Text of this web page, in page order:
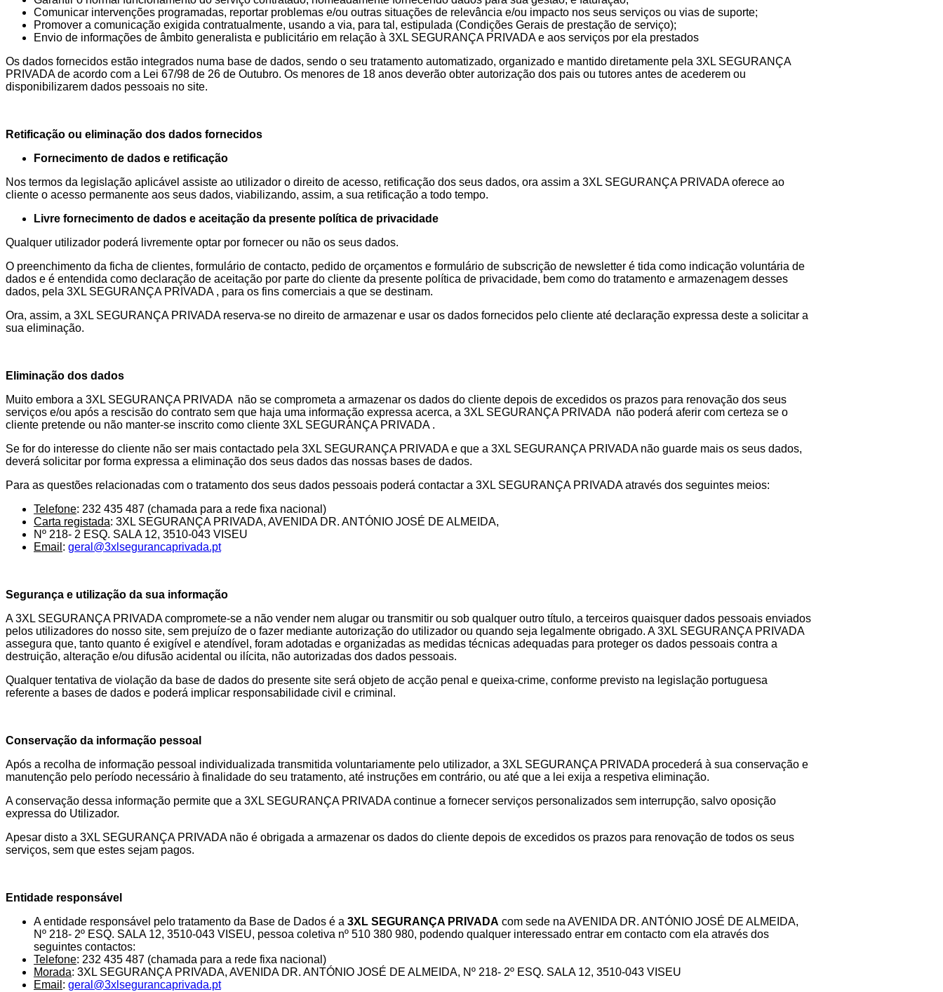
Comunicar intervenções programadas, reportar problemas e/ou outras situações de relevância e/ou impacto nos seus serviços ou vias de suporte;
Promover a comunicação exigida contratualmente, usando a via, para tal, estipulada (Condições Gerais de prestação de serviço);
Envio de informações de âmbito generalista e publicitário em relação à 3XL SEGURANÇA PRIVADA e aos serviços por ela prestados
Os dados fornecidos estão integrados numa base de dados, sendo o seu tratamento automatizado, organizado e mantido diretamente pela 3XL SEGURANÇA
PRIVADA de acordo com a Lei 67/98 de 26 de Outubro. Os menores de 18 anos deverão obter autorização dos pais ou tutores antes de acederem ou
disponibilizarem dados pessoais no site.
Retificação ou eliminação dos dados fornecidos
Fornecimento de dados e retificação
Nos termos da legislação aplicável assiste ao utilizador o direito de acesso, retificação dos seus dados, ora assim a 3XL SEGURANÇA PRIVADA oferece ao
cliente o acesso permanente aos seus dados, viabilizando, assim, a sua retificação a todo tempo.
Livre fornecimento de dados e aceitação da presente política de privacidade
Qualquer utilizador poderá livremente optar por fornecer ou não os seus dados.
O preenchimento da ficha de clientes, formulário de contacto, pedido de orçamentos e formulário de subscrição de newsletter é tida como indicação voluntária de
dados e é entendida como declaração de aceitação por parte do cliente da presente política de privacidade, bem como do tratamento e armazenagem desses
dados, pela 3XL SEGURANÇA PRIVADA , para os fins comerciais a que se destinam.
Ora, assim, a 3XL SEGURANÇA PRIVADA reserva-se no direito de armazenar e usar os dados fornecidos pelo cliente até declaração expressa deste a solicitar a
sua eliminação.
Eliminação dos dados
Muito embora a 3XL SEGURANÇA PRIVADA não se comprometa a armazenar os dados do cliente depois de excedidos os prazos para renovação dos seus
serviços e/ou após a rescisão do contrato sem que haja uma informação expressa acerca, a 3XL SEGURANÇA PRIVADA não poderá aferir com certeza se o
cliente pretende ou não manter-se inscrito como cliente 3XL SEGURANÇA PRIVADA .
Se for do interesse do cliente não ser mais contactado pela 3XL SEGURANÇA PRIVADA e que a 3XL SEGURANÇA PRIVADA não guarde mais os seus dados,
deverá solicitar por forma expressa a eliminação dos seus dados das nossas bases de dados.
Para as questões relacionadas com o tratamento dos seus dados pessoais poderá contactar a 3XL SEGURANÇA PRIVADA através dos seguintes meios:
Telefone: 232 435 487 (chamada para a rede fixa nacional)
Carta registada: 3XL SEGURANÇA PRIVADA, AVENIDA DR. ANTÓNIO JOSÉ DE ALMEIDA,
Nº 218- 2 ESQ. SALA 12, 3510-043 VISEU
Email : geral@3xlsegurancaprivada.pt
Segurança e utilização da sua informação
A 3XL SEGURANÇA PRIVADA compromete-se a não vender nem alugar ou transmitir ou sob qualquer outro título, a terceiros quaisquer dados pessoais enviados
pelos utilizadores do nosso site, sem prejuízo de o fazer mediante autorização do utilizador ou quando seja legalmente obrigado. A 3XL SEGURANÇA PRIVADA
assegura que, tanto quanto é exigível e atendível, foram adotadas e organizadas as medidas técnicas adequadas para proteger os dados pessoais contra a
destruição, alteração e/ou difusão acidental ou ilícita, não autorizadas dos dados pessoais.
Qualquer tentativa de violação da base de dados do presente site será objeto de acção penal e queixa-crime, conforme previsto na legislação portuguesa
referente a bases de dados e poderá implicar responsabilidade civil e criminal.
Conservação da informação pessoal
Após a recolha de informação pessoal individualizada transmitida voluntariamente pelo utilizador, a 3XL SEGURANÇA PRIVADA procederá à sua conservação e
manutenção pelo período necessário à finalidade do seu tratamento, até instruções em contrário, ou até que a lei exija a respetiva eliminação.
A conservação dessa informação permite que a 3XL SEGURANÇA PRIVADA continue a fornecer serviços personalizados sem interrupção, salvo oposição
expressa do Utilizador.
Apesar disto a 3XL SEGURANÇA PRIVADA não é obrigada a armazenar os dados do cliente depois de excedidos os prazos para renovação de todos os seus
serviços, sem que estes sejam pagos.
Entidade responsável
A entidade responsável pelo tratamento da Base de Dados é a 3XL SEGURANÇA PRIVADA com sede na AVENIDA DR. ANTÓNIO JOSÉ DE ALMEIDA,
Nº 218- 2º ESQ. SALA 12, 3510-043 VISEU, pessoa coletiva nº 510 380 980, podendo qualquer interessado entrar em contacto com ela através dos
seguintes contactos:
Telefone: 232 435 487 (chamada para a rede fixa nacional)
Morada: 3XL SEGURANÇA PRIVADA, AVENIDA DR. ANTÓNIO JOSÉ DE ALMEIDA, Nº 218- 2º ESQ. SALA 12, 3510-043 VISEU
Email : geral@3xlsegurancaprivada.pt